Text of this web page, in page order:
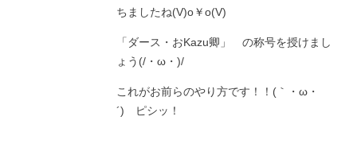
ちましたね(V)o￥o(V)
「ダース・おKazu卿」 の称号を授けまし
ょう(/・ω・)/
これがお前らのやり方です！！(｀・ω・
´)ゞピシッ！